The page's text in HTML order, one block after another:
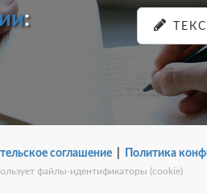
:
соглашение| Политика
файлы-идентификаторы (cookie)